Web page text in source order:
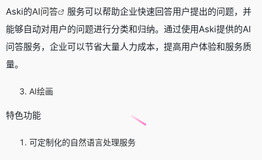
Aski的AI问答
服务可以帮助企业快速回答用户提出的问题，并
能够自动对用户的问题进行分类和归纳。通过使用Aski提供的AI
问答服务，企业可以节省大量人力成本，提高用户体验和服务质
量。
AI绘画
特色功能
可定制化的自然语言处理服务